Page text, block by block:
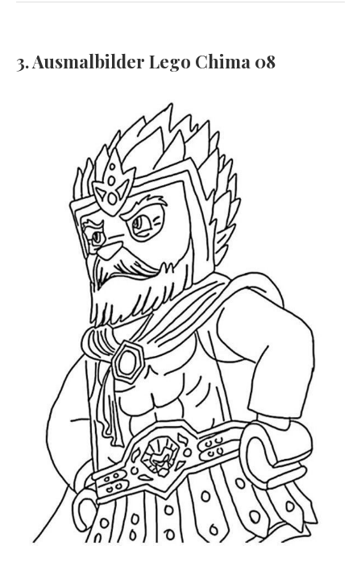
3. Ausmalbilder Lego Chima 08